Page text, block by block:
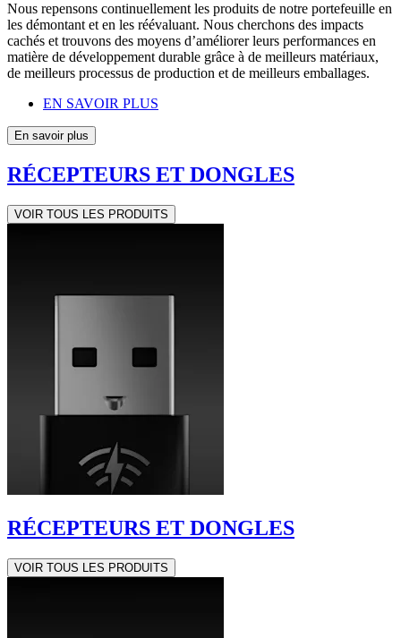
Nous repensons continuellement les produits de notre portefeuille en
les démontant et en les réévaluant. Nous cherchons des impacts
cachés et trouvons des moyens d’améliorer leurs performances en
matière de développement durable grâce à de meilleurs matériaux,
de meilleurs processus de production et de meilleurs emballages.
EN SAVOIR PLUS
En savoir plus
RÉCEPTEURS ET DONGLES
VOIR TOUS LES PRODUITS
RÉCEPTEURS ET DONGLES
VOIR TOUS LES PRODUITS